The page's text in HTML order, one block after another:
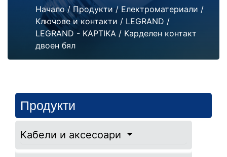
Начало/Продукти /Електроматериали /
Ключове и контакти / LEGRAND /
LEGRAND - KAPTIKA / Карделен контакт
двоен бял
Продукти
Кабели и аксесоари